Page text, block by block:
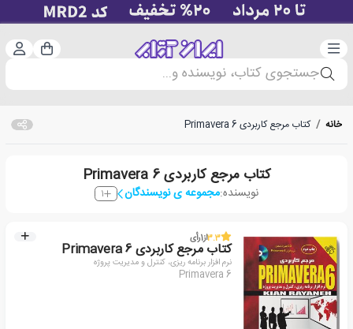
دسته‌بندی سبد
جستجوی کتاب، نویسنده و...
خانه / کتاب مرجع کاربردی Primavera 6
کتاب مرجع کاربردی Primavera 6
نویسنده:مجموعه ی نویسندگان 1
3.3از1رأی
کتاب مرجع کاربردی Primavera 6
نرم افزار برنامه ریزی، کنترل و مدیریت پروژه
Primavera 6